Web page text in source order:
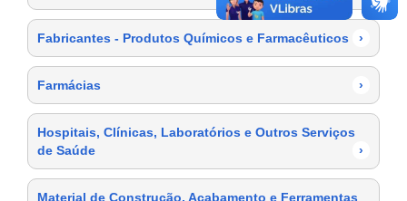
Fabricantes - Produtos Químicos e Farmacêuticos ›
Farmácias ›
Hospitais, Clínicas, Laboratórios e Outros Serviços
de Saúde
›
Material de Construção, Acabamento e Ferramentas